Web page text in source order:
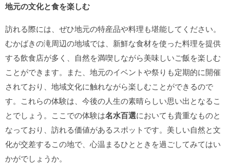
地元の文化と食を楽しむ
訪れる際には、ぜひ地元の特産品や料理も堪能してください。
むかばきの滝周辺の地域では、新鮮な食材を使った料理を提供
する飲食店が多く、自然を満喫しながら美味しいご飯を楽しむ
ことができます。また、地元のイベントや祭りも定期的に開催
されており、地域文化に触れながら楽しむことができるので
す。これらの体験は、今後の人生の素晴らしい思い出となるこ
とでしょう。ここでの体験は名水百選においても貴重なものと
なっており、訪れる価値があるスポットです。美しい自然と文
化が交差するこの地で、心温まるひとときを過ごしてみてはい
かがでしょうか。